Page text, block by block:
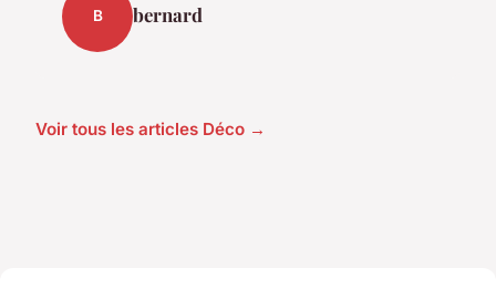
B bernard
Voir tous les articles Déco →